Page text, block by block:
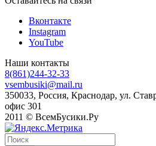
Вконтакте
Instagram
YouTube
Наши контакты
8(861)244-32-33
vsembusiki@mail.ru
350033, Россия, Краснодар, ул.
офис 301
2011 © ВсемБусики.Ру